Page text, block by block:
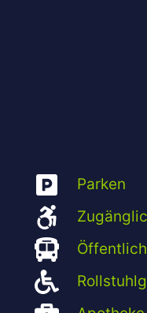
Parken